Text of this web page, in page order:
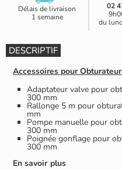
Délais de livraison
1 semaine
02
du
DESCRIPTIF
Accessoires pour
Adaptateur valve pour
300 mm
Rallonge 5 m pour
mm
Pompe manuelle pour
300 mm
Poignée gonflage pour
300 mm
En savoir plus